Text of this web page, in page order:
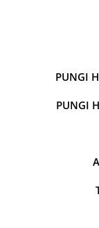
PUNGI
PUNGI